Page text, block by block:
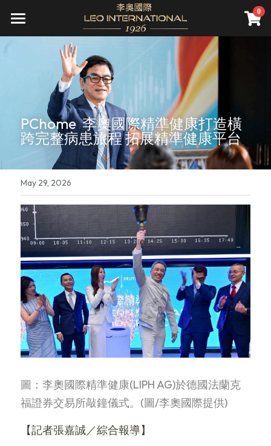
0
關於我們
公司介紹
願景
頂級服務
精準健康
直營診所
集團旗下診所(併購)
資產管理
資產管理
精品不動產
國際講座
財務講座
先騰馬業
高雄藝術博覽會
家庭／企業終身會籍
私人飛機
海洋文化
海洋文化
遊艇體驗
遊艇銷售
超跑賽事
超跑賽事
二手精品車款
包場服務
藝術
藝術
新竹藝術博覽會
馬術
三一馬術莊園
考取駕照
渡假餐飲
燕窩
時尚精品
時尚精品
尊榮會員
會員禮遇
成為會員
一年期會籍
會員活動
遊艇銷售
全球據點
新聞報導
Search
繁體中文
繁體中文
简体中文
English
VR 線上導覽
PChome  李奧國際精準健康打造橫
跨完整病患旅程 拓展精準健康平台
May 29, 2026
圖：李奧國際精準健康(LIPH AG)於德國法蘭克
福證券交易所敲鐘儀式。(圖/李奧國際提供)
【記者張嘉誠／綜合報導】
×
STORE CATEGORIES
All Categories